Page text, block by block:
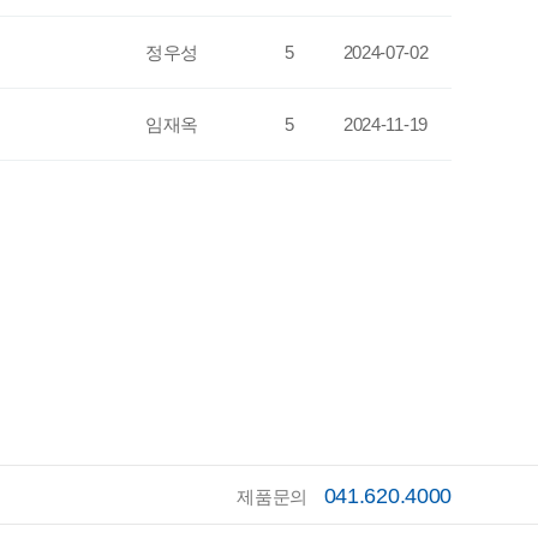
정우성 5 2024-07-02
임재옥 5 2024-11-19
제품문의 041.620.4000